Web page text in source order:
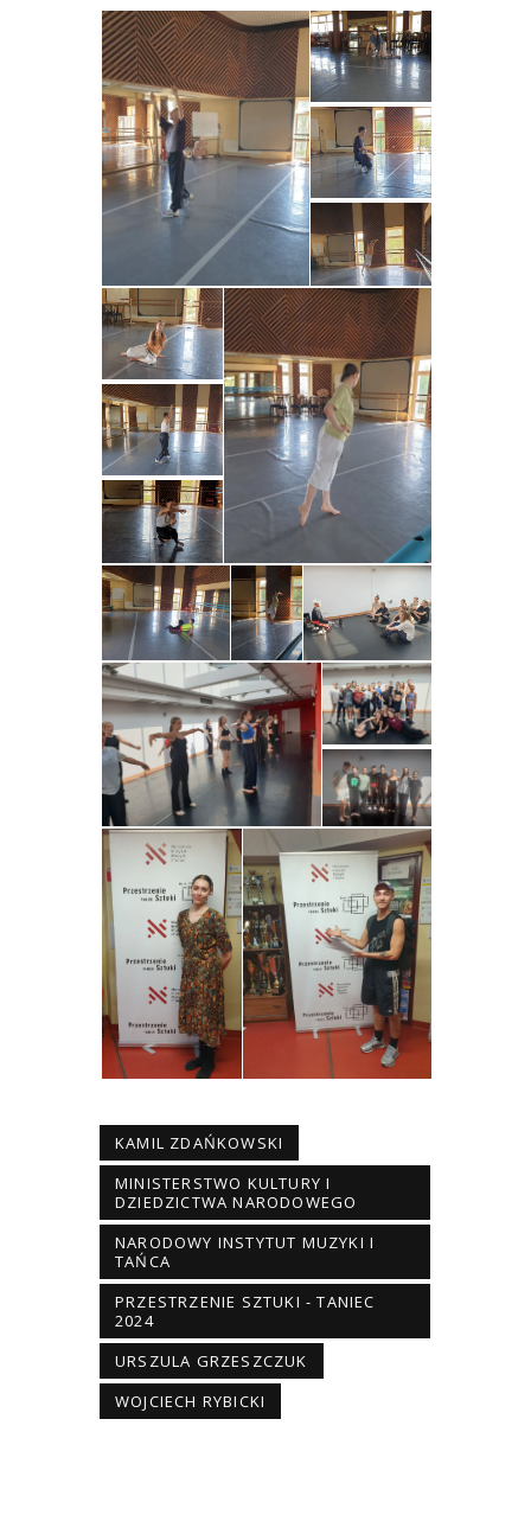
KAMIL ZDAŃKOWSKI
MINISTERSTWO KULTURY I
DZIEDZICTWA NARODOWEGO
NARODOWY INSTYTUT MUZYKI I
TAŃCA
PRZESTRZENIE SZTUKI - TANIEC
2024
URSZULA GRZESZCZUK
WOJCIECH RYBICKI